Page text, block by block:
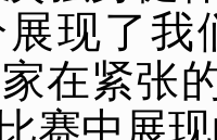
展现了
在紧张
赛中展